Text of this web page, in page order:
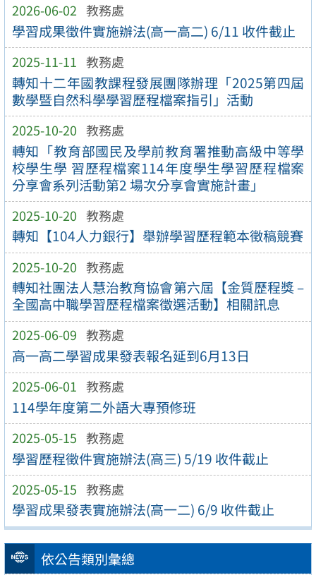
2026-06-02 教務處
學習成果徵件實施辦法(高一高二) 6/11 收件截止
2025-11-11 教務處
轉知十二年國教課程發展團隊辦理「2025第四屆
數學暨自然科學學習歷程檔案指引」活動
2025-10-20 教務處
轉知「教育部國民及學前教育署推動高級中等學
校學生學 習歷程檔案114年度學生學習歷程檔案
分享會系列活動第2 場次分享會實施計畫」
2025-10-20 教務處
轉知【104人力銀行】舉辦學習歷程範本徵稿競賽
2025-10-20 教務處
轉知社團法人慧治教育協會第六屆【金質歷程獎 –
全國高中職學習歷程檔案徵選活動】相關訊息
2025-06-09 教務處
高一高二學習成果發表報名延到6月13日
2025-06-01 教務處
114學年度第二外語大專預修班
2025-05-15 教務處
學習歷程徵件實施辦法(高三) 5/19 收件截止
2025-05-15 教務處
學習成果發表實施辦法(高一二) 6/9 收件截止
依公告類別彙總